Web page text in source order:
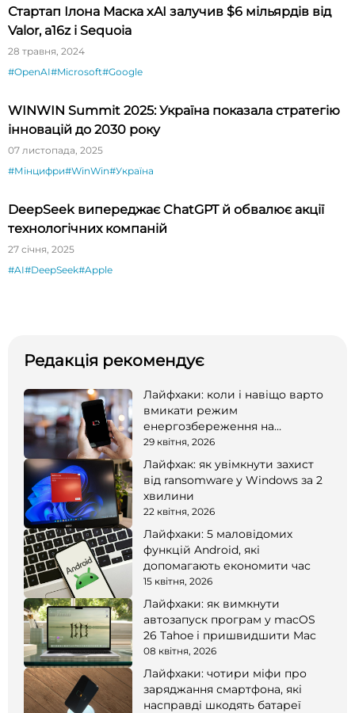
Стартап Ілона Маска xAI залучив $6 мільярдів від
Valor, a16z і Sequoia
28 травня, 2024
#OpenAI#Microsoft#Google
WINWIN Summit 2025: Україна показала стратегію
інновацій до 2030 року
07 листопада, 2025
#Мінцифри#WinWin#Україна
DeepSeek випереджає ChatGPT й обвалює акції
технологічних компаній
27 січня, 2025
#AI#DeepSeek#Apple
Редакція рекомендує
Лайфхаки: коли і навіщо варто
вмикати режим
енергозбереження на
смартфоні
29 квітня, 2026
Лайфхак: як увімкнути захист
від ransomware у Windows за 2
хвилини
22 квітня, 2026
Лайфхаки: 5 маловідомих
функцій Android, які
допомагають економити час
15 квітня, 2026
Лайфхаки: як вимкнути
автозапуск програм у macOS
26 Tahoe і пришвидшити Mac
08 квітня, 2026
Лайфхаки: чотири міфи про
заряджання смартфона, які
насправді шкодять батареї